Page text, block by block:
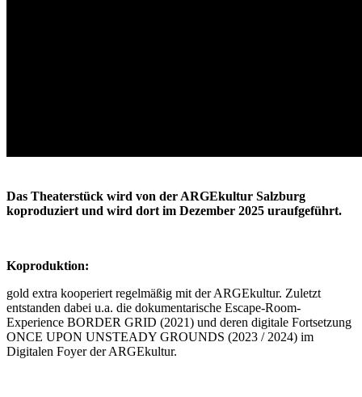
Das Theaterstück wird von der ARGEkultur Salzburg
koproduziert und wird dort im Dezember 2025 uraufgeführt.
Koproduktion:
gold extra kooperiert regelmäßig mit der ARGEkultur. Zuletzt
entstanden dabei u.a. die dokumentarische Escape-Room-
Experience BORDER GRID (2021) und deren digitale Fortsetzung
ONCE UPON UNSTEADY GROUNDS (2023 / 2024) im
Digitalen Foyer der ARGEkultur.